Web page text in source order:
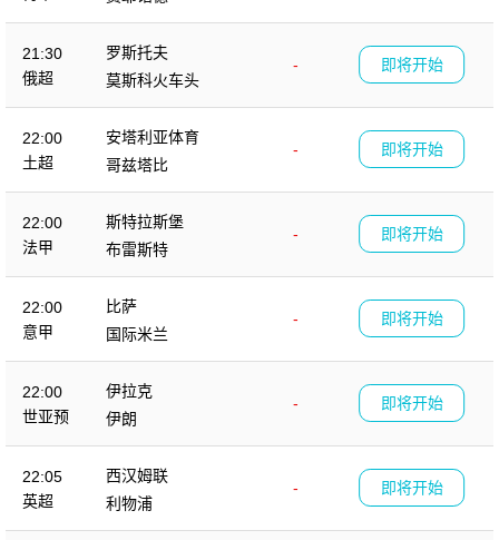
21:30
俄超
罗斯托夫
-
莫斯科火车头
即将开始
22:00
土超
安塔利亚体育
-
哥兹塔比
即将开始
22:00
法甲
斯特拉斯堡
-
布雷斯特
即将开始
22:00
意甲
比萨
-
国际米兰
即将开始
22:00
世亚预
伊拉克
-
伊朗
即将开始
22:05
英超
西汉姆联
-
利物浦
即将开始